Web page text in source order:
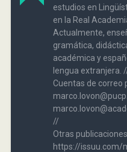
estudios en
en la Real
Actualmente,
gramática,
académica y
lengua extranjera.
Cuentas de correo
//
Otras
https://issuu.com/